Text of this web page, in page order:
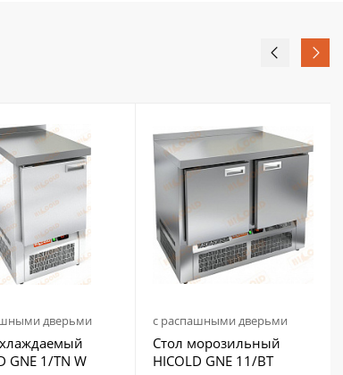
дверьми
GNE 1/TN W
с распашными дверьми
Стол морозильный
HICOLD GNE 11/BT